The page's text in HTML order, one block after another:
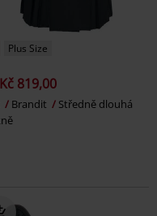
Plus Size
Kč 819,00
Brandit
Středně dlouhá